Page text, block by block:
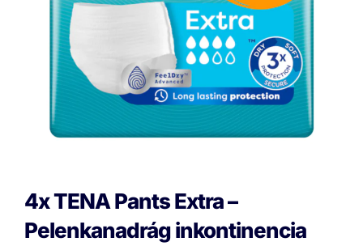
4x TENA Pants Extra –
Pelenkanadrág inkontinencia